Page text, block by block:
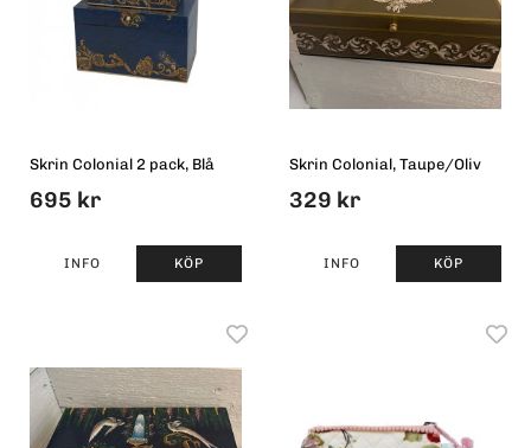
Skrin Colonial 2 pack, Blå
695 kr
INFO KÖP
Skrin Colonial, Taupe/Oliv
329 kr
INFO KÖP